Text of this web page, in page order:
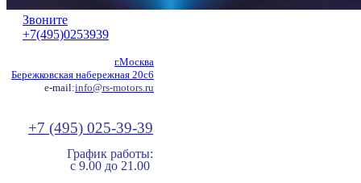
Звоните
+7(495)0253939
г.Москва
Бережковская набережная 20с6
e-mail:info@rs-motors.ru
+7 (495) 025-39-39
График работы:
с 9.00 до 21.00